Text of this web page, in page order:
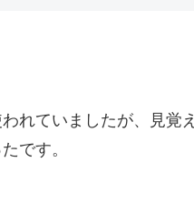
れていましたが、見覚え
です。